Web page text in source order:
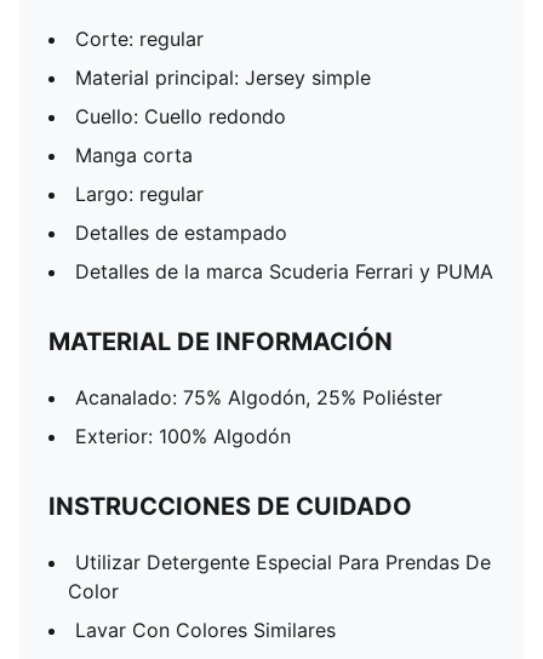
Corte: regular
Material principal: Jersey simple
Cuello: Cuello redondo
Manga corta
Largo: regular
Detalles de estampado
Detalles de la marca Scuderia Ferrari y PUMA
MATERIAL DE INFORMACIÓN
Acanalado: 75% Algodón, 25% Poliéster
Exterior: 100% Algodón
INSTRUCCIONES DE CUIDADO
Utilizar Detergente Especial Para Prendas De
Color
Lavar Con Colores Similares